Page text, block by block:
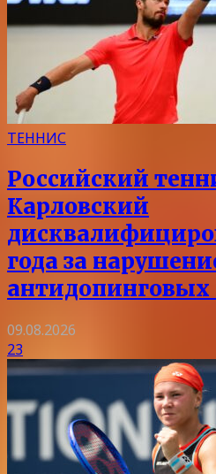
ТЕННИС
Российский
Карловский
года за
антидопинговых
09.08.2026
23